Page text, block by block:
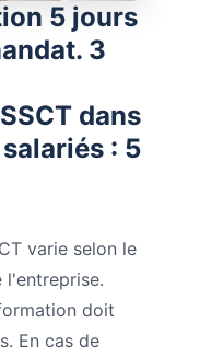
5 jours
3
dans
: 5
varie selon le
l'entreprise.
doit
En cas de